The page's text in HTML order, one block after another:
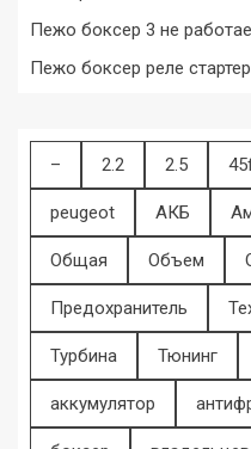
Пежо боксер 3 не
Пежо боксер реле
– 2.2 2.5
peugeot АКБ
Общая Объем
Предохранитель
Турбина Тюнинг
аккумулятор